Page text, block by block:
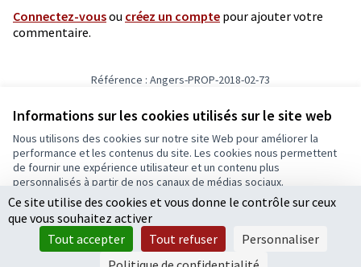
Informations sur les cookies utilisés sur le site web
Nous utilisons des cookies sur notre site Web pour améliorer la
performance et les contenus du site. Les cookies nous permettent
de fournir une expérience utilisateur et un contenu plus
personnalisés à partir de nos canaux de médias sociaux.
Tout accepter
Accepter seulement les cookies essentiels
Paramètres
Connectez-vousou créez un compte pour ajouter votre
commentaire.
Référence : Angers-PROP-2018-02-73
Conditions d'utilisation
Paramètres des cookies
Ecrivons Angers sur X
(Lien externe)
Ecrivons Angers sur Facebook
(Lien externe)
logiciel libre Decidim .
Licence
(Lien
Ce site utilise des cookies et vous donne le contrôle sur ceux
que vous souhaitez activer
Tout accepter
Tout refuser
Personnaliser